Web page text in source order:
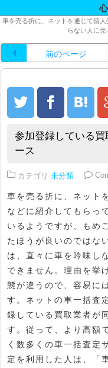
車を売る折に、ネットを通じて個
らない人に売
前のページ
参加登録している
ース
カテゴリ 未分類
車を売る折に、ネット
などに紹介してもらっ
いるようですが、もめ
たほうが良いのではな
は、直々に車を吟味し
できません。理由を挙
態が違うので、容易に
す。ネットの車一括査
録している買取業者が
す。従って、より高額
く数多くの車一括査定
定を利用した人は、「